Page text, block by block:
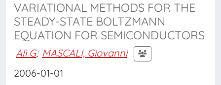
VARIATIONAL METHODS FOR THE
STEADY-STATE BOLTZMANN
EQUATION FOR SEMICONDUCTORS
Alì G; MASCALI, Giovanni
2006-01-01